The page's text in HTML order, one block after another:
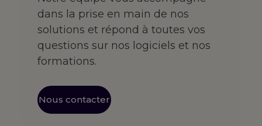
dans la prise en main de nos
solutions et répond à toutes vos
questions sur nos logiciels et nos
formations.
Nous contacter